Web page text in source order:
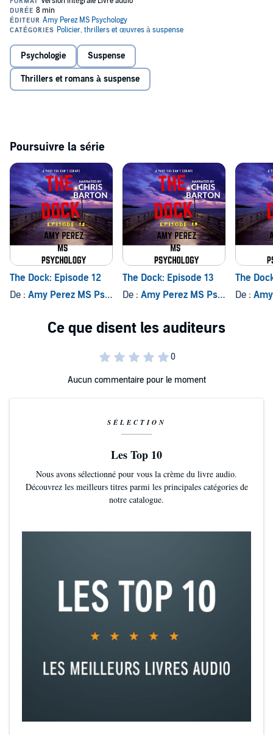
Amy Perez has a master's degree in general psychology. She has
illnesses. She has spent many hours inside mental health facilities
with a firsthand patient perspective. Amy lives in Florida with her
family and orange tabby. She enjoys reading, writing, cooking, and
spending time in nature.
Instagram: avidauthor, Twitter: @Psychologyamy, Facebook groups:
Psychologie Suspense
Thrillers et romans à suspense
Poursuivre la série
The Dock: Episode 12
De : Amy Perez MS Psychology
The Dock: Episode 13
De : Amy Perez MS Psychology
The
De : Amy
Aucun commentaire pour le moment
SÉLECTION
Les Top 10
Nous avons sélectionné pour vous la crème du livre audio.
Découvrez les meilleurs titres parmi les principales catégories de
notre catalogue.